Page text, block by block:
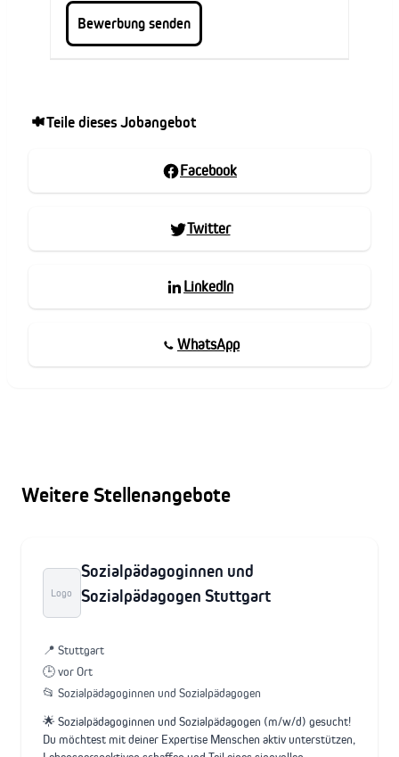
Teile dieses Jobangebot
Facebook
Twitter
LinkedIn
WhatsApp
Weitere Stellenangebote
Logo
Sozialpädagoginnen und
Sozialpädagogen Stuttgart
📍 Stuttgart
🕒 vor Ort
📂 Sozialpädagoginnen und Sozialpädagogen
🌟 Sozialpädagoginnen und Sozialpädagogen (m/w/d) gesucht!
Du möchtest mit deiner Expertise Menschen aktiv unterstützen,